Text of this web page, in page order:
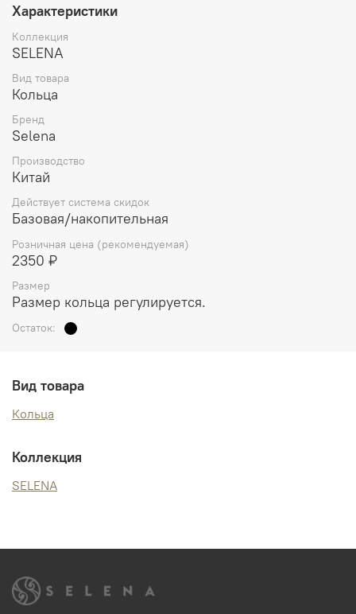
Характеристики
Коллекция
SELENA
Вид товара
Кольца
Бренд
Selena
Производство
Китай
Действует система скидок
Базовая/накопительная
Розничная цена (рекомендуемая)
2350 ₽
Размер
Размер кольца регулируется.
Остаток:
Вид товара
Кольца
Коллекция
SELENA